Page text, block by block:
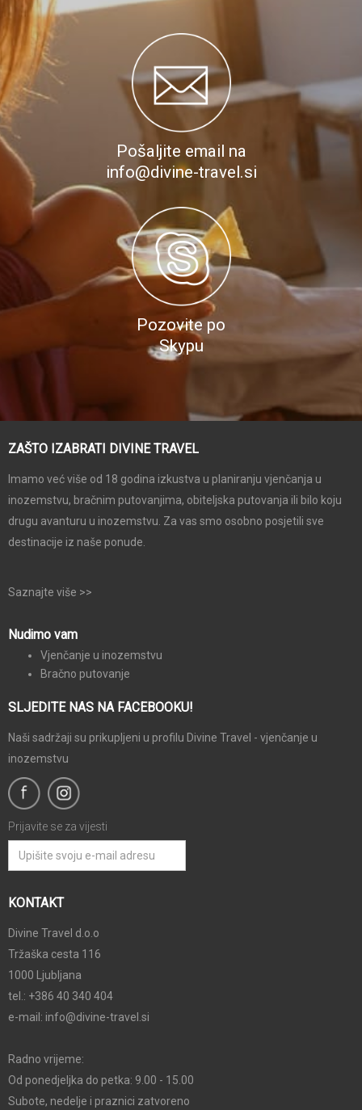
Pošaljite email na
info@divine-travel.si
Pozovite po
Skypu
ZAŠTO IZABRATI DIVINE TRAVEL
Imamo već više od 18 godina izkustva u planiranju vjenčanja u
inozemstvu, bračnim putovanjima, obiteljska putovanja ili bilo koju
drugu avanturu u inozemstvu. Za vas smo osobno posjetili sve
destinacije iz naše ponude.
Saznajte više >>
Nudimo vam
Vjenčanje u inozemstvu
Bračno putovanje
SLJEDITE NAS NA FACEBOOKU!
Naši sadržaji su prikupljeni u profilu Divine Travel - vjenčanje u
inozemstvu
Prijavite se za vijesti
KONTAKT
Divine Travel d.o.o
Tržaška cesta 116
1000 Ljubljana
tel.: +386 40 340 404
e-mail: info@divine-travel.si
Radno vrijeme:
Od ponedjeljka do petka: 9.00 - 15.00
Subote, nedelje i praznici zatvoreno